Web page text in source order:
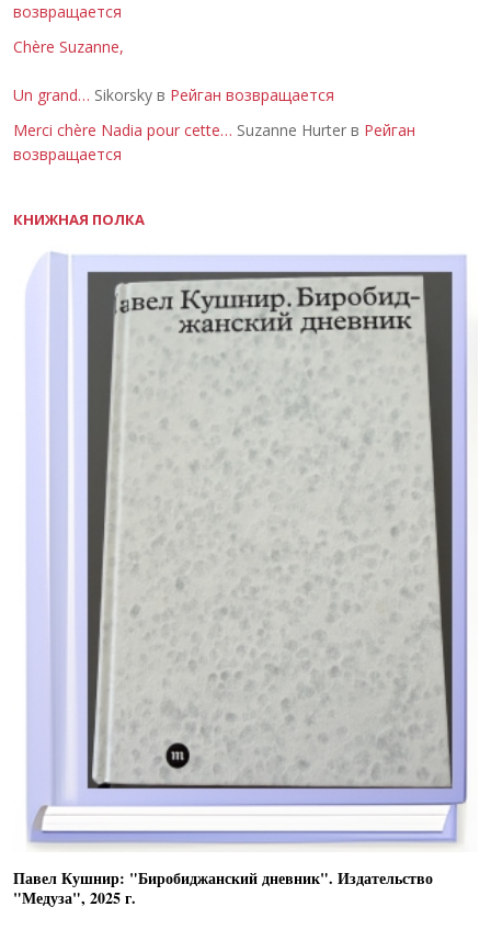
возвращается
Chère Suzanne,
Un grand… Sikorsky в Рейган возвращается
Merci chère Nadia pour cette… Suzanne Hurter в Рейган
возвращается
КНИЖНАЯ ПОЛКА
Павел Кушнир: "Биробиджанский дневник". Издательство
"Медуза", 2025 г.